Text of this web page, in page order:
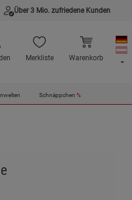
Über 3 Mio. zufriedene Kunden
Merkliste Warenkorb
Schnäppchen %